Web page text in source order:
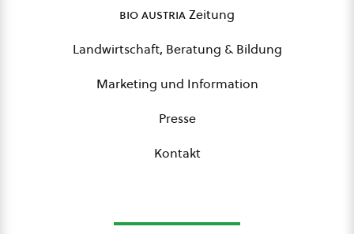
bio austriaZeitung
Landwirtschaft, Beratung & Bildung
Marketing und Information
Presse
Kontakt